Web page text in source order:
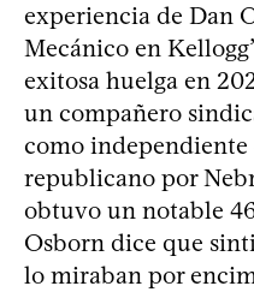
experiencia de Dan
Mecánico en
exitosa huelga en
un compañero
como
republicano por
obtuvo un notable
Osborn dice que
lo miraban por